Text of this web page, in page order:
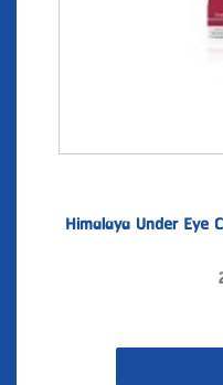
Himalaya Under